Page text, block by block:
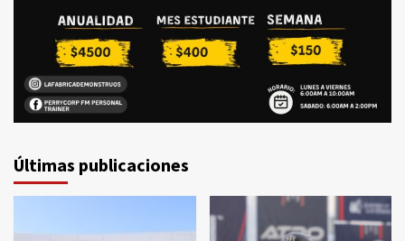
Últimas publicaciones